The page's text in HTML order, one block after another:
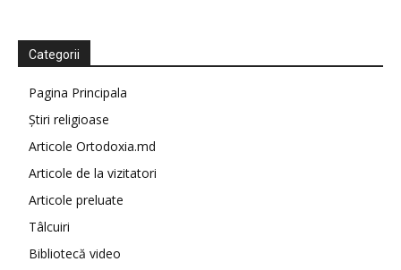
Categorii
Pagina Principala
Știri religioase
Articole Ortodoxia.md
Articole de la vizitatori
Articole preluate
Tâlcuiri
Bibliotecă video